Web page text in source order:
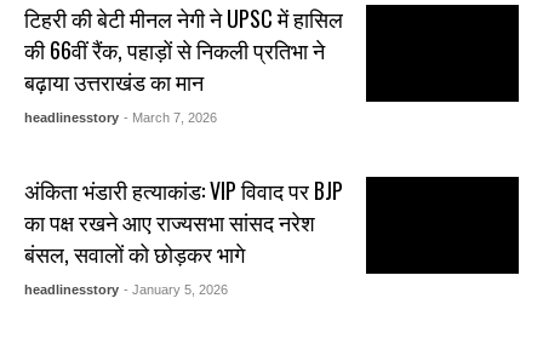
टिहरी की बेटी मीनल नेगी ने UPSC में हासिल
की 66वीं रैंक, पहाड़ों से निकली प्रतिभा ने
बढ़ाया उत्तराखंड का मान
headlinesstory - March 7, 2026
अंकिता भंडारी हत्याकांड: VIP विवाद पर BJP
का पक्ष रखने आए राज्यसभा सांसद नरेश
बंसल, सवालों को छोड़कर भागे
headlinesstory - January 5, 2026